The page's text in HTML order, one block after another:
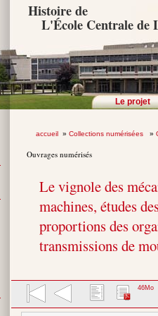
Histoire de
L'École Centrale de
Le projet
accueil» Collections numérisées »
Ouvrages numérisés
Le vignole des
machines, études
proportions des
transmissions de
46Mo